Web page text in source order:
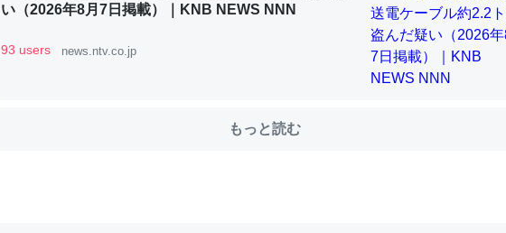
中。あと、Googleマップで位置情報を共有してる。電池残量や充電中かが分かるのでこ
い（2026年8月7日掲載）｜KNB NEWS NNN
93 users news.ntv.co.jp
もっと読む